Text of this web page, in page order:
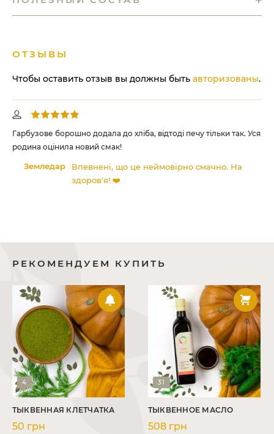
ОТЗЫВЫ
Гарбузове борошно додала до хліба, відтоді печу тільки так. Уся
родина оцінила новий смак!
Земледар
Впевнені, що це неймовірно смачно. На
здоров'я! ❤️
Чтобы оставить отзыв вы должны быть авторизованы.
РЕКОМЕНДУЕМ КУПИТЬ
4
ТЫКВЕННАЯ КЛЕТЧАТКА
50 грн
31
ТЫКВЕННОЕ МАСЛО
508 грн